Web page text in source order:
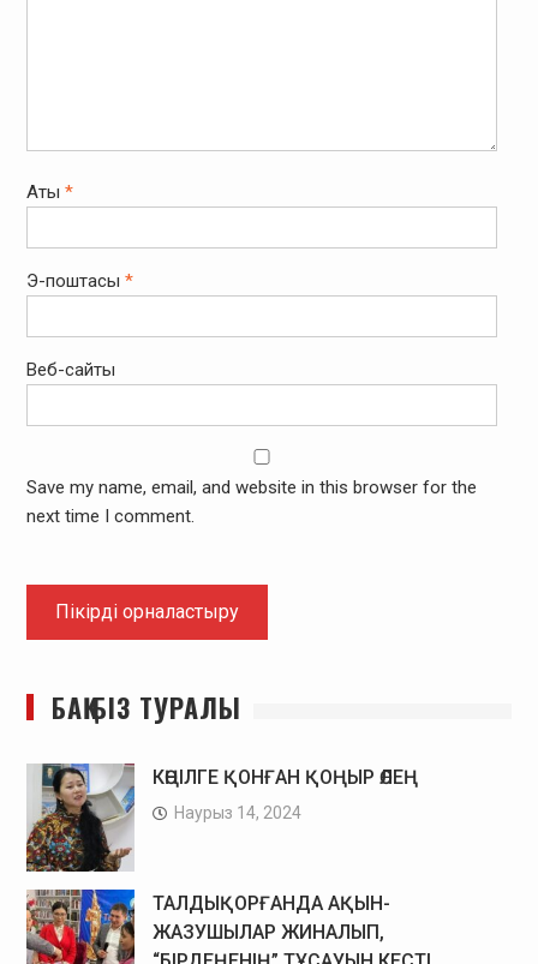
Аты *
Э-поштасы *
Веб-сайты
Save my name, email, and website in this browser for the
next time I comment.
БАҚ БІЗ ТУРАЛЫ
КӨҢІЛГЕ ҚОНҒАН ҚОҢЫР ӨЛЕҢ
Наурыз 14, 2024
ТАЛДЫҚОРҒАНДА АҚЫН-
ЖАЗУШЫЛАР ЖИНАЛЫП,